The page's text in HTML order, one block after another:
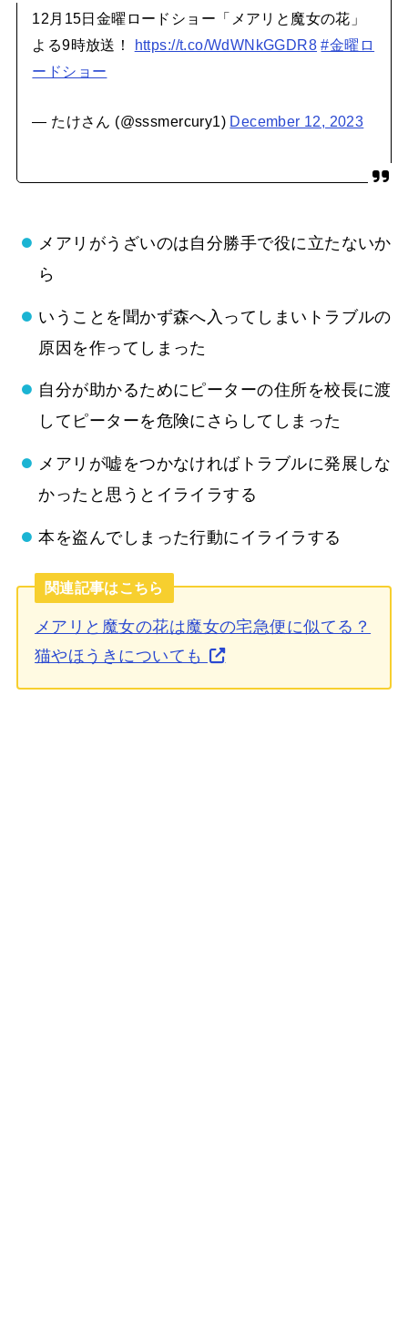
12月15日金曜ロードショー「メアリと魔女の花」
よる9時放送！ https://t.co/WdWNkGGDR8 #金曜ロ
ードショー
— たけさん (@sssmercury1) December 12, 2023
メアリがうざいのは自分勝手で役に立たないか
ら
いうことを聞かず森へ入ってしまいトラブルの
原因を作ってしまった
自分が助かるためにピーターの住所を校長に渡
してピーターを危険にさらしてしまった
メアリが嘘をつかなければトラブルに発展しな
かったと思うとイライラする
本を盗んでしまった行動にイライラする
関連記事はこちら
メアリと魔女の花は魔女の宅急便に似てる？
猫やほうきについても